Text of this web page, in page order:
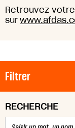
Retrouvez
sur
Filtrer
RECHERCHE